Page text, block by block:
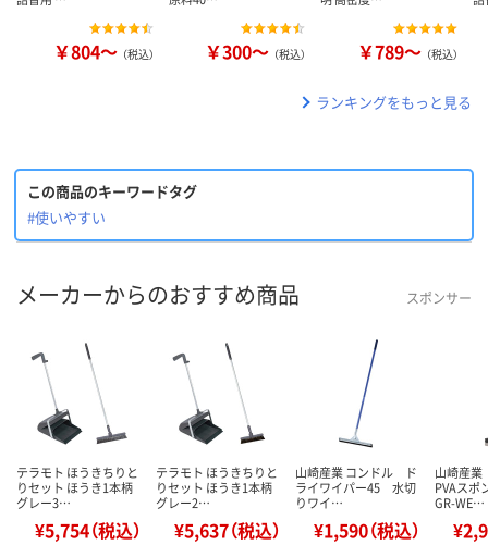
￥804～ （税込） ￥300～ （税込） ￥789～ （税込）
ランキングをもっと見る
この商品のキーワードタグ
#使いやすい
メーカーからのおすすめ商品 スポンサー
テラモト ほうきちりと
りセット ほうき1本柄
グレー3…
¥5,754（税込）
テラモト ほうきちりと
りセット ほうき1本柄
グレー2…
¥5,637（税込）
山崎産業 コンドル ド
ライワイパー45 水切
りワイ…
¥1,590（税込）
山崎産
PVAスポ
GR-WE…